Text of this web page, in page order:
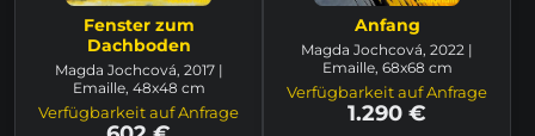
Fenster zum
Dachboden
Magda Jochcová, 2017 |
Emaille, 48x48 cm
Verfügbarkeit auf Anfrage
Anfang
Magda Jochcová, 2022 |
Emaille, 68x68 cm
Verfügbarkeit auf Anfrage
1.290 €